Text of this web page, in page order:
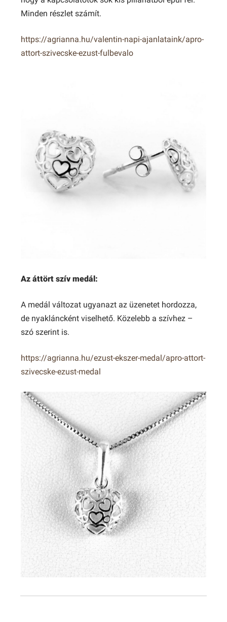
Minden részlet számít.
https://agrianna.hu/valentin-napi-ajanlataink/apro-
attort-szivecske-ezust-fulbevalo
Az áttört szív medál:
A medál változat ugyanazt az üzenetet hordozza,
de nyakláncként viselhető. Közelebb a szívhez –
szó szerint is.
https://agrianna.hu/ezust-ekszer-medal/apro-attort-
szivecske-ezust-medal